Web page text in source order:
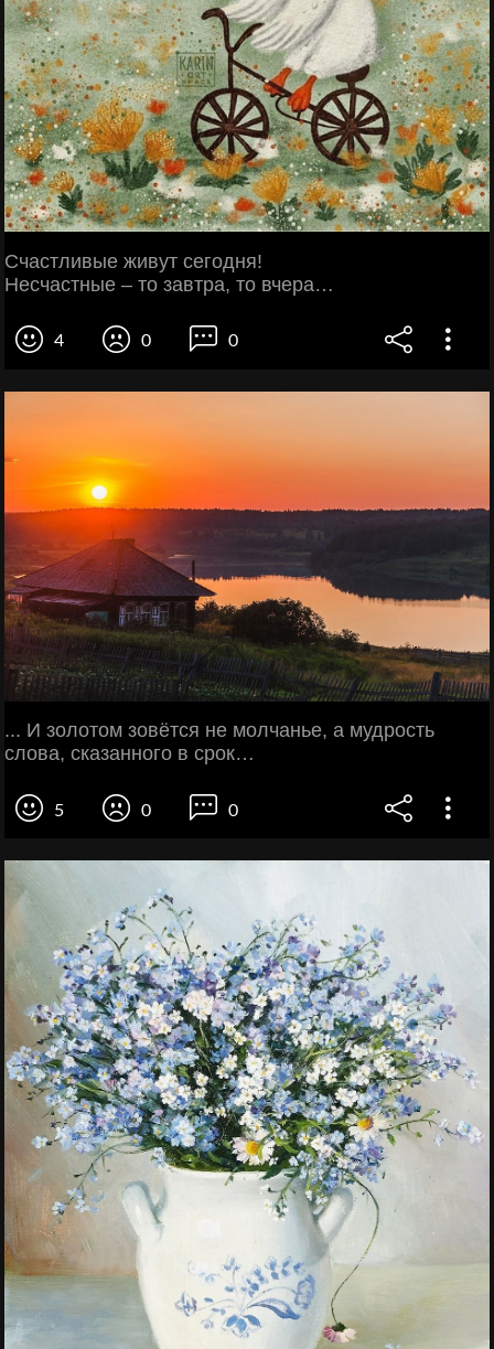
Счастливые живут сегодня!
Несчастные – то завтра, то вчера…
4 0 0
... И золотом зовётся не молчанье, а мудрость
слова, сказанного в срок…
5 0 0